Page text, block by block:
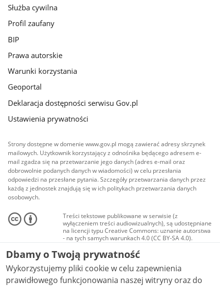
Służba cywilna
Profil zaufany
BIP
Prawa autorskie
Warunki korzystania
Geoportal
Deklaracja dostępności serwisu Gov.pl
Ustawienia prywatności
Strony dostępne w domenie www.gov.pl mogą zawierać adresy skrzynek
mailowych. Użytkownik korzystający z odnośnika będącego adresem e-
mail zgadza się na przetwarzanie jego danych (adres e-mail oraz
dobrowolnie podanych danych w wiadomości) w celu przesłania
odpowiedzi na przesłane pytania. Szczegóły przetwarzania danych przez
każdą z jednostek znajdują się w ich politykach przetwarzania danych
osobowych.
Treści tekstowe publikowane w serwisie (z
wyłączeniem treści audiowizualnych), są udostępniane
na licencji typu Creative Commons: uznanie autorstwa
- na tych samych warunkach 4.0 (CC BY-SA 4.0).
Materiały audiowizualne, w tym zdjęcia, materiały
audio i wideo, są udostępniane na licencji typu
Creative Commons: uznanie autorstwa użycie
niekomercyjne - bez utworów zależnych 4.0 (CC BY-
NC-ND 4.0), o ile nie jest to stwierdzone inaczej.
Dbamy o Twoją prywatność
Wykorzystujemy pliki cookie w celu zapewnienia
prawidłowego funkcjonowania naszej witryny oraz do